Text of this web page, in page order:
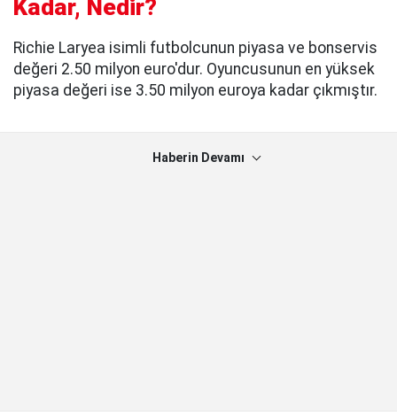
Kadar, Nedir?
Richie Laryea isimli futbolcunun piyasa ve bonservis
değeri 2.50 milyon euro'dur. Oyuncusunun en yüksek
piyasa değeri ise 3.50 milyon euroya kadar çıkmıştır.
Haberin Devamı